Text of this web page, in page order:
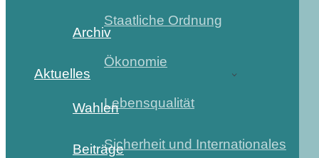
Staatliche Ordnung
Ökonomie
Lebensqualität
Sicherheit und Internationales
Archiv
Aktuelles
Wahlen
Beiträge